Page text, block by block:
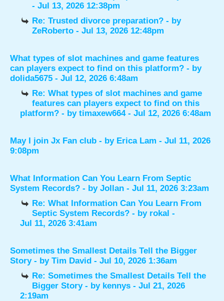
- Jul 13, 2026 12:38pm
Re: Trusted divorce preparation? - by
ZeRoberto - Jul 13, 2026 12:48pm
What types of slot machines and game features
can players expect to find on this platform? - by
dolida5675 - Jul 12, 2026 6:48am
Re: What types of slot machines and game
features can players expect to find on this
platform? - by timaxew664- Jul 12, 2026 6:48am
May I join Jx Fan club - by Erica Lam - Jul 11, 2026
9:08pm
What Information Can You Learn From Septic
System Records? - by Jollan - Jul 11, 2026 3:23am
Re: What Information Can You Learn From
Septic System Records? - by rokal -
Jul 11, 2026 3:41am
Sometimes the Smallest Details Tell the Bigger
Story - by Tim David - Jul 10, 2026 1:36am
Re: Sometimes the Smallest Details Tell the
Bigger Story - by kennys - Jul 21, 2026
2:19am